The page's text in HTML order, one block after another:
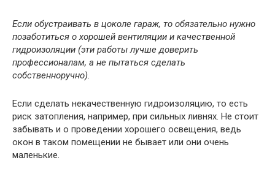
Если обустраивать в цоколе гараж, то обязательно нужно
позаботиться о хорошей вентиляции и качественной
гидроизоляции (эти работы лучше доверить
профессионалам, а не пытаться сделать
собственноручно).
Если сделать некачественную гидроизоляцию, то есть
риск затопления, например, при сильных ливнях. Не стоит
забывать и о проведении хорошего освещения, ведь
окон в таком помещении не бывает или они очень
маленькие.